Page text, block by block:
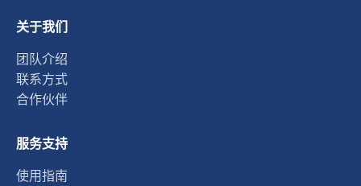
关于我们
团队介绍
联系方式
合作伙伴
服务支持
使用指南